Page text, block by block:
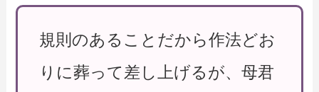
規則のあることだから作法どお
りに葬って差し上げるが、母君